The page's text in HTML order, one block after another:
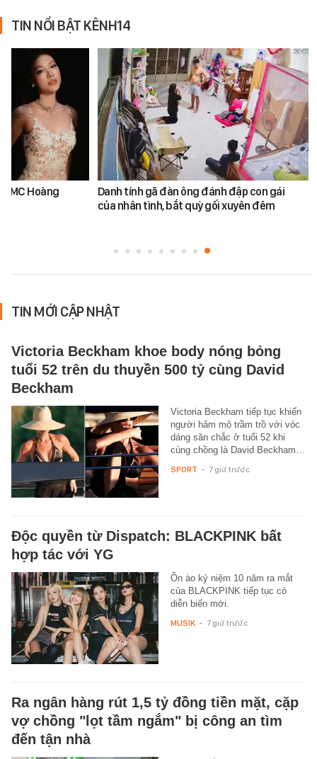
TIN NỔI BẬT KÊNH14
MC Hoàng
Danh tính gã đàn ông đánh đập con gái
của nhân tình, bắt quỳ gối xuyên đêm
TIN MỚI CẬP NHẬT
Victoria Beckham khoe body nóng bỏng
tuổi 52 trên du thuyền 500 tỷ cùng David
Beckham
Victoria Beckham tiếp tục khiến
người hâm mộ trầm trồ với vóc
dáng săn chắc ở tuổi 52 khi
cùng chồng là David Beckham…
SPORT - 7 giờ trước
Độc quyền từ Dispatch: BLACKPINK bất
hợp tác với YG
Ồn ào kỷ niệm 10 năm ra mắt
của BLACKPINK tiếp tục có
diễn biến mới.
MUSIK - 7 giờ trước
Ra ngân hàng rút 1,5 tỷ đồng tiền mặt, cặp
vợ chồng "lọt tầm ngắm" bị công an tìm
đến tận nhà